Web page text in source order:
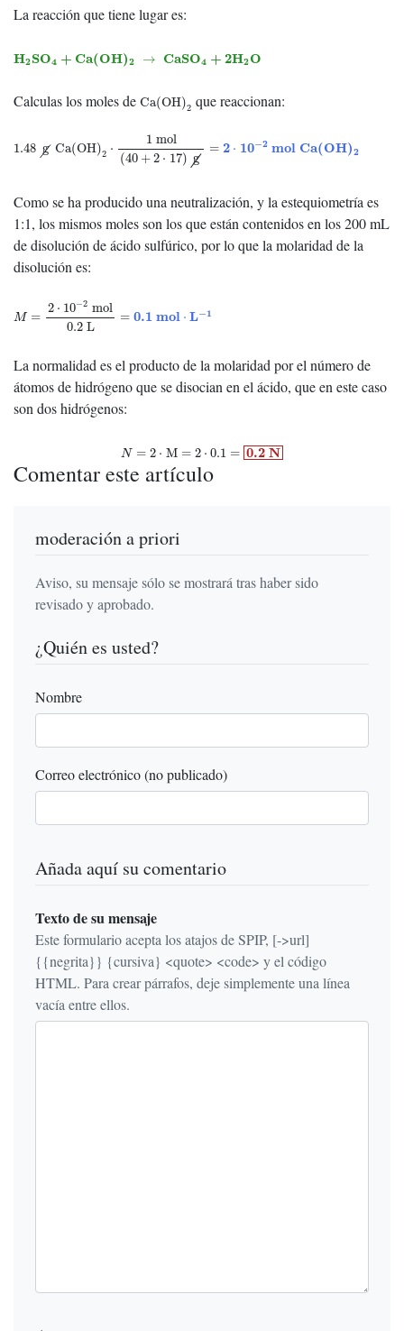
La reacción que tiene lugar es:
H2SO4 + Ca(OH)2 → CaSO4 + 2H2O
H2 SO4 C (OH)2 → S 4+2H2
Calculas los moles de Ca(OH)2
Ca(OH)2 que reaccionan:
1.48 g Ca(OH)2 ⋅
1 mol
(40 +2 ⋅ 17) g
= 2 ⋅ 10−2 mol Ca(OH)2
40 +2⋅17
Como se ha producido una neutralización, y la estequiometría es
1:1, los mismos moles son los que están contenidos en los 200 mL
de disolución de ácido sulfúrico, por lo que la molaridad de la
disolución es:
M =
2 ⋅ 10−2 mol
0.2 L
= 0.1 mol ⋅ L−1
10 2 mol 0.2
La normalidad es el producto de la molaridad por el número de
átomos de hidrógeno que se disocian en el ácido, que en este caso
son dos hidrógenos:
N = 2 ⋅ M = 2 ⋅ 0.1 = 0.2 N
N= M =2 ⋅ = 0.2 N
Comentar este artículo
moderación a priori
Aviso, su mensaje sólo se mostrará tras haber sido
revisado y aprobado.
¿Quién es usted?
Nombre
Correo electrónico (no publicado)
Añada aquí su comentario
Texto de su mensaje
Este formulario acepta los atajos de SPIP, [->url]
{{negrita}} {cursiva} <quote> <code> y el código
HTML. Para crear párrafos, deje simplemente una línea
vacía entre ellos.